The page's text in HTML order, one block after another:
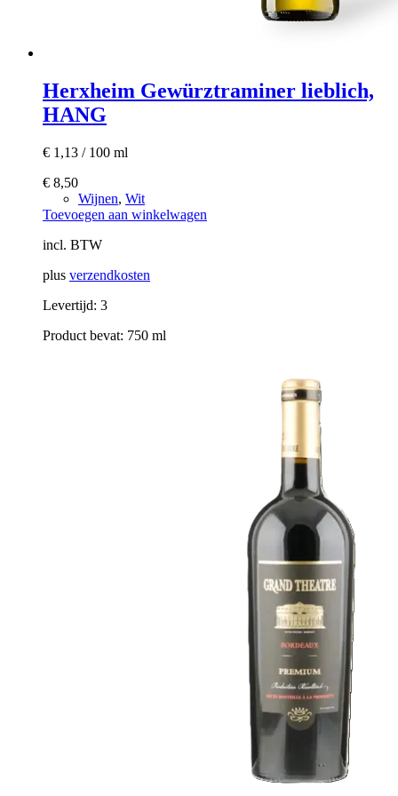
Herxheim Gewürztraminer lieblich,
HANG
€ 1,13 / 100 ml
€ 8,50
Wijnen, Wit
Toevoegen aan winkelwagen
incl. BTW
plus verzendkosten
Levertijd: 3
Product bevat: 750 ml